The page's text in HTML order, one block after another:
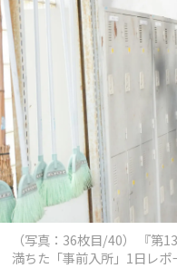
（写真：36枚目/40） 『
満ちた「事前入所」1日レポ